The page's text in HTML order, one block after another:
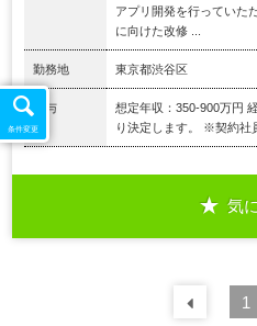
アプリ開発を行っていた
に向けた改修 ...
勤務地 東京都渋谷区
給与
想定年収：350-900万円
り決定します。 ※契約社
気
前
1
条件変更